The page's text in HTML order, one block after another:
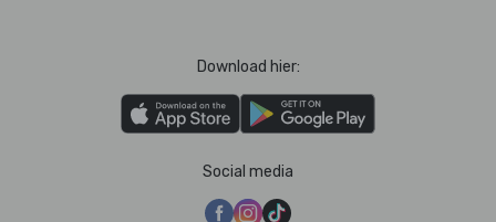
Download hier:
Social media